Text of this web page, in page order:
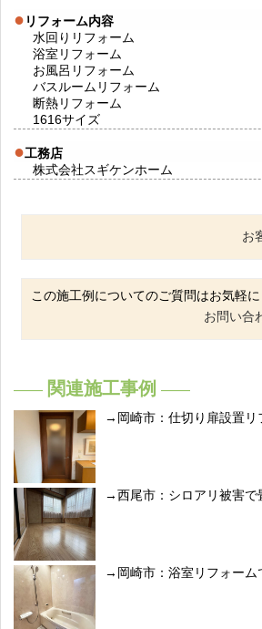
リフォーム内容
水回りリフォーム
浴室リフォーム
お風呂リフォーム
バスルームリフォーム
断熱リフォーム
1616サイズ
工務店
株式会社スギケンホーム
お
この施工例についてのご質問はお気軽に
お問い合
関連施工事例
岡崎市：仕切り扉設置リフォームで玄
西尾市：シロアリ被害で畳からフ
岡崎市：浴室リフォームでシン